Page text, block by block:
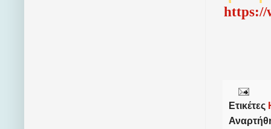
https://
Ετικέτες